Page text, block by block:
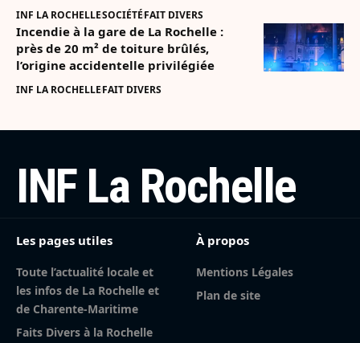
INF LA ROCHELLESOCIÉTÉFAIT DIVERS
Incendie à la gare de La Rochelle :
près de 20 m² de toiture brûlés,
l’origine accidentelle privilégiée
INF LA ROCHELLEFAIT DIVERS
INF La Rochelle
Les pages utiles
Toute l’actualité locale et
les infos de La Rochelle et
de Charente-Maritime
Faits Divers à la Rochelle
À propos
Mentions Légales
Plan de site